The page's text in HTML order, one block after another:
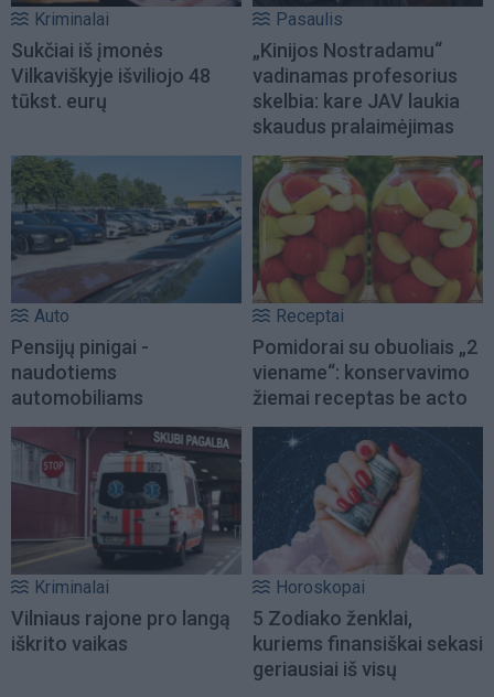
Kriminalai
Sukčiai iš įmonės
Vilkaviškyje išviliojo 48
tūkst. eurų
Pasaulis
„Kinijos Nostradamu“
vadinamas profesorius
skelbia: kare JAV laukia
skaudus pralaimėjimas
Auto
Pensijų pinigai -
naudotiems
automobiliams
Receptai
Pomidorai su obuoliais „2
viename“: konservavimo
žiemai receptas be acto
Kriminalai
Vilniaus rajone pro langą
iškrito vaikas
Horoskopai
5 Zodiako ženklai,
kuriems finansiškai sekasi
geriausiai iš visų